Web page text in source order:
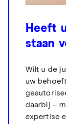
Heeft
staan
Wilt u de
uw
daarbij –
expertise